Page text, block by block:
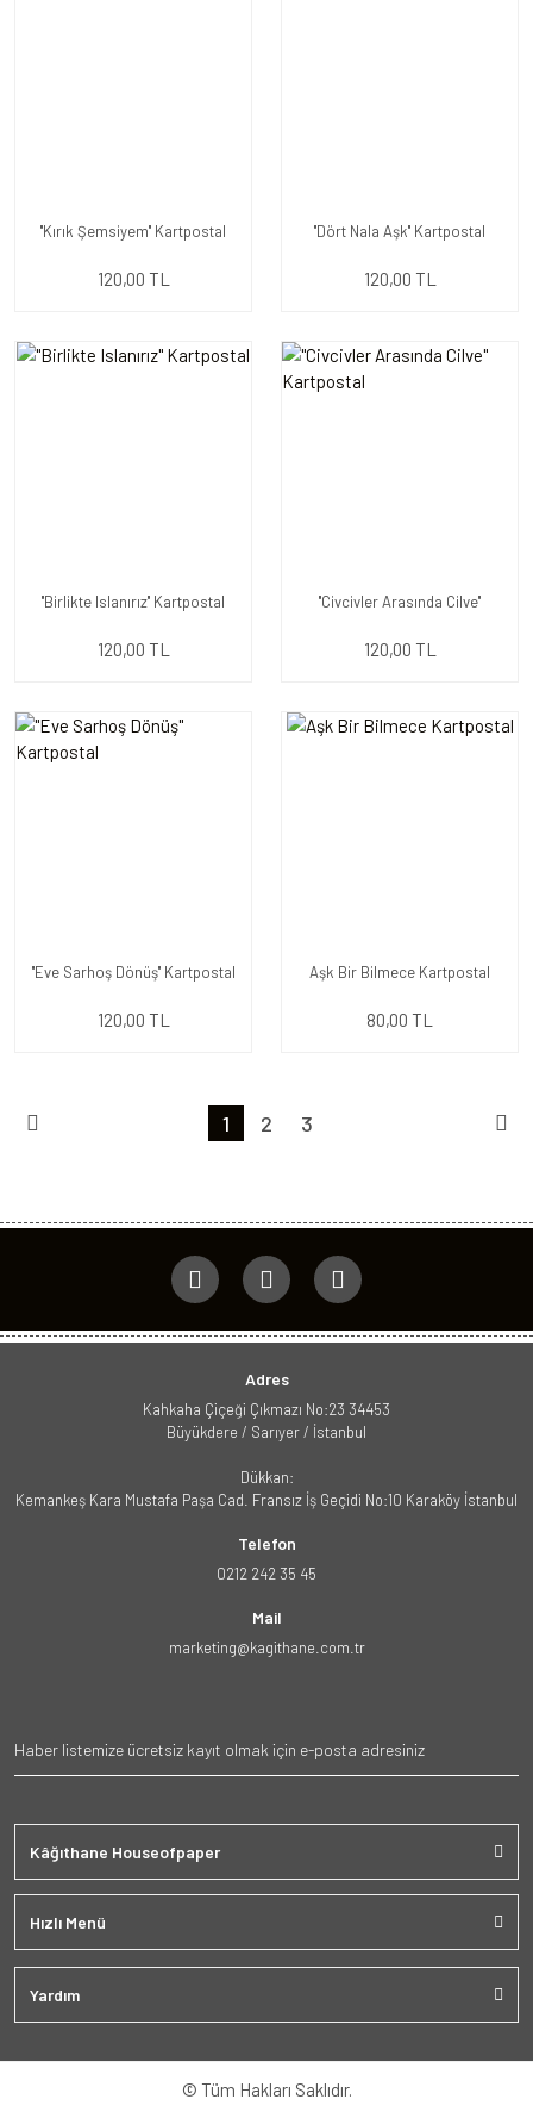
''Kırık Şemsiyem'' Kartpostal
120,00 TL
''Dört Nala Aşk'' Kartpostal
120,00 TL
''Birlikte Islanırız'' Kartpostal
120,00 TL
''Civcivler Arasında Cilve''
120,00 TL
''Eve Sarhoş Dönüş'' Kartpostal
120,00 TL
Aşk Bir Bilmece Kartpostal
80,00 TL
1 2 3
Adres
Kahkaha Çiçeği Çıkmazı No:23 34453
Büyükdere / Sarıyer / İstanbul
Dükkan:
Kemankeş Kara Mustafa Paşa Cad. Fransız İş Geçidi No:10 Karaköy İstanbul
Telefon
0212 242 35 45
Mail
marketing@kagithane.com.tr
Kâğıthane Houseofpaper
Hızlı Menü
Yardım
© Tüm Hakları Saklıdır.